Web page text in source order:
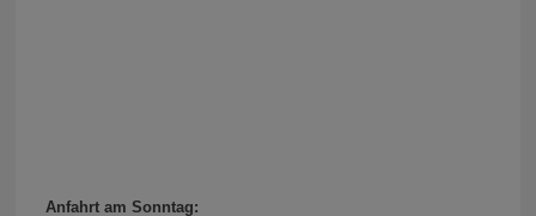
Anfahrt am Sonntag: